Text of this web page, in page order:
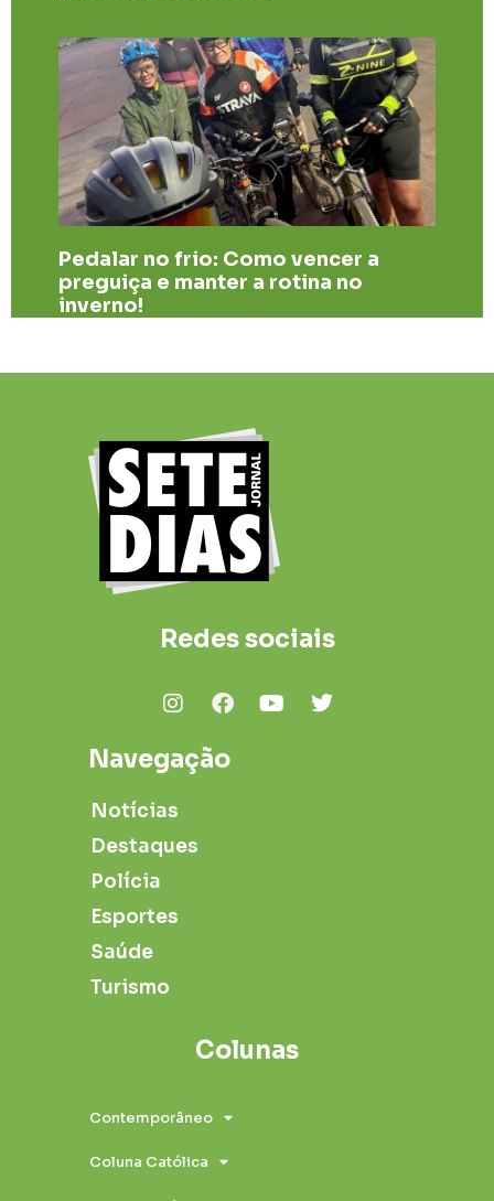
​Pedalar no frio: Como vencer a
preguiça e manter a rotina no
inverno!
Redes sociais
Navegação
Notícias
Destaques
Polícia
Esportes
Saúde
Turismo
Colunas
Contemporâneo
Coluna Católica